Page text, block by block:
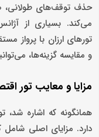
حذف توقف‌های طولانی،
می‌کند. بسیاری از
تورهای ارزان با پرواز
و مقایسه گزینه‌ها،
مزایا و معایب تور
همانگونه که اشاره شد،
دارد. مزایای اصلی